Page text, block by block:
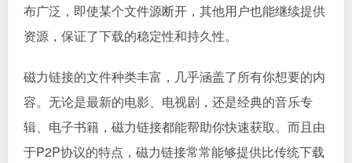
布广泛，即使某个文件源断开，其他用户也能继续提供
资源，保证了下载的稳定性和持久性。
磁力链接的文件种类丰富，几乎涵盖了所有你想要的内
容。无论是最新的电影、电视剧，还是经典的音乐专
辑、电子书籍，磁力链接都能帮助你快速获取。而且由
于P2P协议的特点，磁力链接常常能够提供比传统下载